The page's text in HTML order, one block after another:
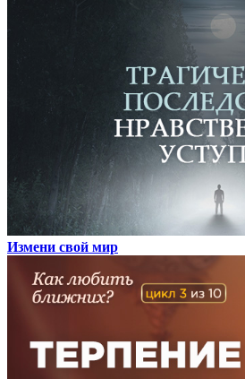
Измени свой мир